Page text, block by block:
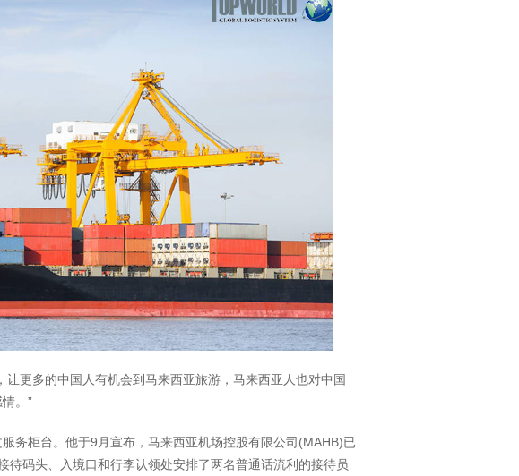
更多的中国人有机会到马来西亚旅游，马来西亚人也对中国
。”
务柜台。他于9月宣布，马来西亚机场控股有限公司(MAHB)已
码头、入境口和行李认领处安排了两名普通话流利的接待员